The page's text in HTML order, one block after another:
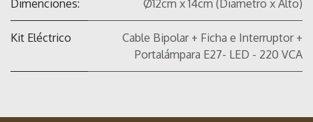
Dimenciones: Ø12cm x 14cm (Diametro x Alto)
Kit Eléctrico
Cable Bipolar + Ficha e Interruptor +
Portalámpara E27- LED - 220 VCA